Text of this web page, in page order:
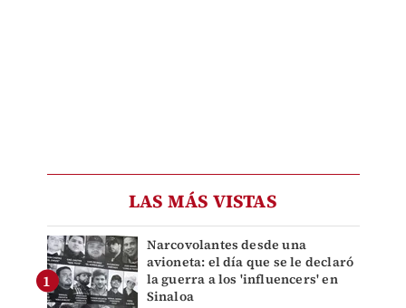
LAS MÁS VISTAS
Narcovolantes desde una
avioneta: el día que se le declaró
la guerra a los 'influencers' en
Sinaloa